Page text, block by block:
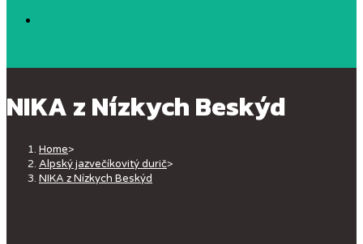
NIKA z Nízkych Beskýd
Home>
Alpský jazvečíkovitý durič>
NIKA z Nízkych Beskýd